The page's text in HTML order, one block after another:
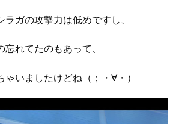
ガの攻撃力は低めですし、
れてたのもあって、
いましたけどね（；・∀・）